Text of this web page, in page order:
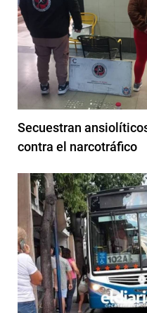
Secuestran
contra el narcotráfico